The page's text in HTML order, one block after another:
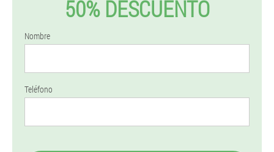
50% DESCUENTO
Nombre
Teléfono